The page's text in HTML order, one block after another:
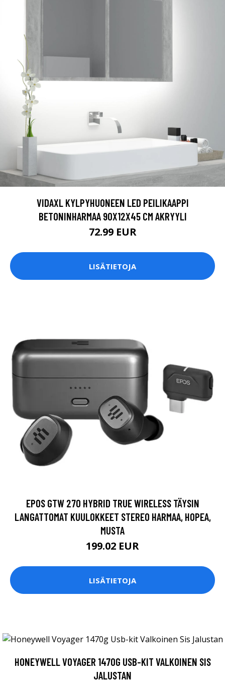
VIDAXL KYLPYHUONEEN LED PEILIKAAPPI
BETONINHARMAA 90X12X45 CM AKRYYLI
72.99 EUR
LISÄTIETOJA
EPOS GTW 270 HYBRID TRUE WIRELESS TÄYSIN
LANGATTOMAT KUULOKKEET STEREO HARMAA, HOPEA,
MUSTA
199.02 EUR
LISÄTIETOJA
HONEYWELL VOYAGER 1470G USB-KIT VALKOINEN SIS
JALUSTAN